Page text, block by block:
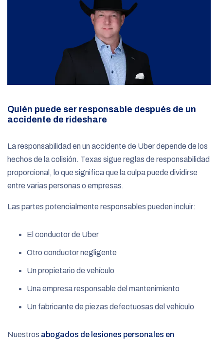
Quién puede ser responsable después de un
accidente de rideshare
La responsabilidad en un accidente de Uber depende de los
hechos de la colisión. Texas sigue reglas de responsabilidad
proporcional, lo que significa que la culpa puede dividirse
entre varias personas o empresas.
Las partes potencialmente responsables pueden incluir:
El conductor de Uber
Otro conductor negligente
Un propietario de vehículo
Una empresa responsable del mantenimiento
Un fabricante de piezas defectuosas del vehículo
Nuestros abogados de lesiones personales en